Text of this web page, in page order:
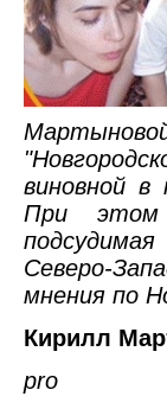
виновной
При этом
Северо-
мнения по
Кирилл
pro